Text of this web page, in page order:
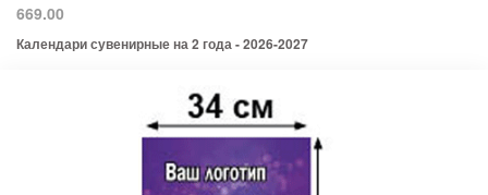
669.00
Календари сувенирные на 2 года - 2026-2027